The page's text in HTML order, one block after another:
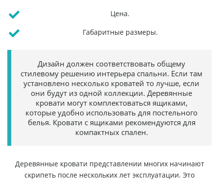
Цена.
Габаритные размеры.
Дизайн должен соответствовать общему
стилевому решению интерьера спальни. Если там
установлено несколько кроватей то лучше, если
они будут из одной коллекции. Деревянные
кровати могут комплектоваться ящиками,
которые удобно использовать для постельного
белья. Кровати с ящиками рекомендуются для
компактных спален.
Деревянные кровати представлении многих начинают
скрипеть после нескольких лет эксплуатации. Это